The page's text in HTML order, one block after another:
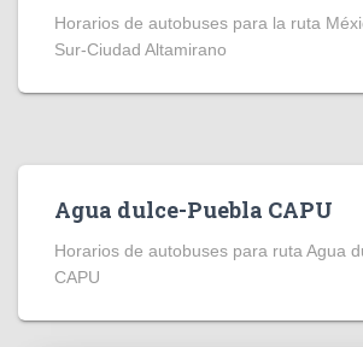
Horarios de autobuses para la ruta
Sur-Ciudad Altamirano
Agua dulce-Puebla CAPU
Horarios de autobuses para ruta Agua
CAPU